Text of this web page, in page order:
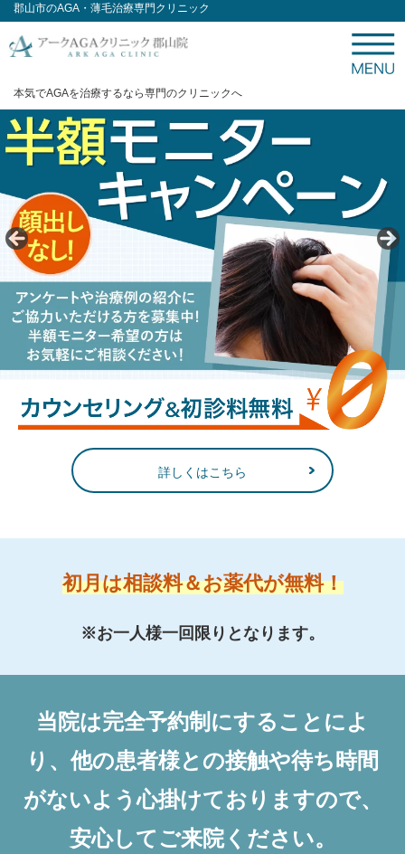
郡山市のAGA・薄毛治療専門クリニック
本気でAGAを治療するなら専門のクリニックへ
詳しくはこちら
初月は相談料＆お薬代が無料！
※お一人様一回限りとなります。
当院は完全予約制にすることによ
り、他の患者様との接触や待ち時間
がないよう心掛けておりますので、
安心してご来院ください。